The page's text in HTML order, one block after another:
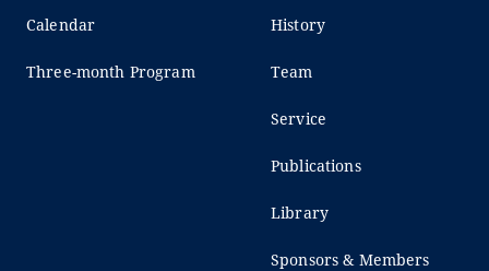
Calendar
Three-month Program
History
Team
Service
Publications
Library
Sponsors & Members